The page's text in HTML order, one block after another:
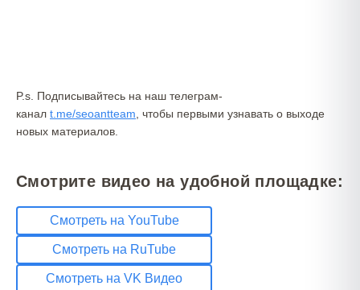
P.s. Подписывайтесь на наш телеграм-
канал t.me/seoantteam , чтобы первыми узнавать о выходе
новых материалов.
Смотрите видео на удобной площадке:
Смотреть на YouTube
Смотреть на RuTube
Смотреть на VK Видео